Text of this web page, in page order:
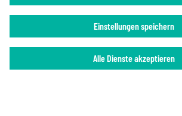
Alle Dienste akzeptieren
Einstellungen speichern